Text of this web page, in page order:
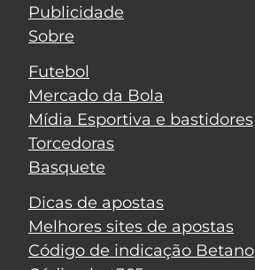
Publicidade
Sobre
Futebol
Mercado da Bola
Mídia Esportiva e bastidores
Torcedoras
Basquete
Dicas de apostas
Melhores sites de apostas
Código de indicação Betano